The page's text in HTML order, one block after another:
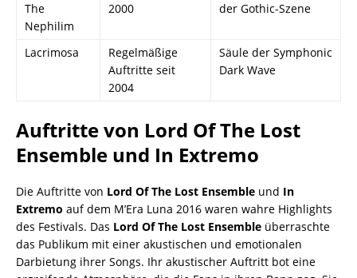
The
Nephilim
2000
der Gothic-Szene
Lacrimosa
Regelmäßige
Auftritte seit
2004
Säule der Symphonic
Dark Wave
Auftritte von Lord Of The Lost
Ensemble und In Extremo
Die Auftritte von Lord Of The Lost Ensemble und In
Extremo auf dem M’Era Luna 2016 waren wahre Highlights
des Festivals. Das Lord Of The Lost Ensemble überraschte
das Publikum mit einer akustischen und emotionalen
Darbietung ihrer Songs. Ihr akustischer Auftritt bot eine